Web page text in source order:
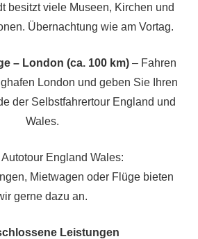
besitzt viele Museen, Kirchen und
Übernachtung wie am Vortag.
– London (ca. 100 km)– Fahren
London und geben Sie Ihren
der Selbstfahrertour England und
Wales.
Autotour England Wales:
Mietwagen oder Flüge bieten
gerne dazu an.
Leistungen